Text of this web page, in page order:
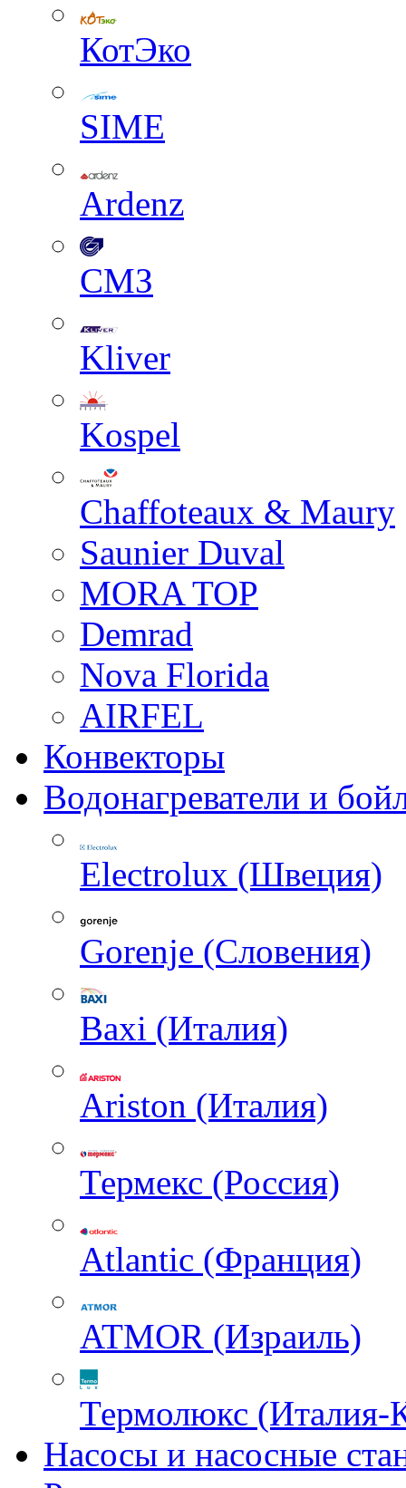
КотЭко
SIME
Ardenz
СМЗ
Kliver
Kospel
Chaffoteaux & Maury
Saunier Duval
MORA TOP
Demrad
Nova Florida
AIRFEL
Конвекторы
Водонагреватели и
Electrolux (Швеция)
Gorenje (Словения)
Baxi (Италия)
Ariston (Италия)
Термекс (Россия)
Atlantic (Франция)
ATMOR (Израиль)
Термолюкс (Италия-
Насосы и насосные